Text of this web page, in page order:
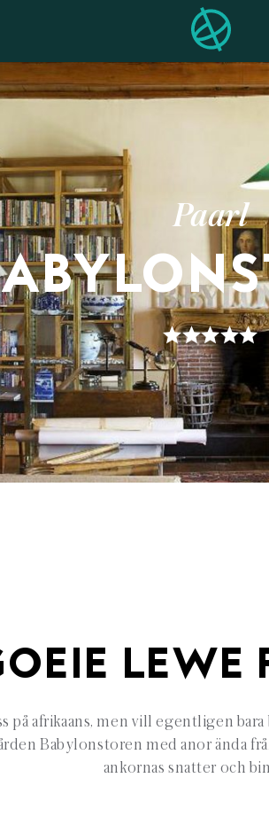
Paarl
LEWE
på afrikaans, men vill egentligen
Babylonstoren med anor ända
ankornas snatter och